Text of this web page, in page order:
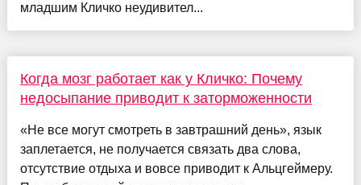
младшим Кличко неудивител...
Когда мозг работает как у Кличко: Почему
недосыпание приводит к заторможенности
«Не все могут смотреть в завтрашний день», язык
заплетается, не получается связать два слова,
отсутствие отдыха и вовсе приводит к Альцгеймеру.